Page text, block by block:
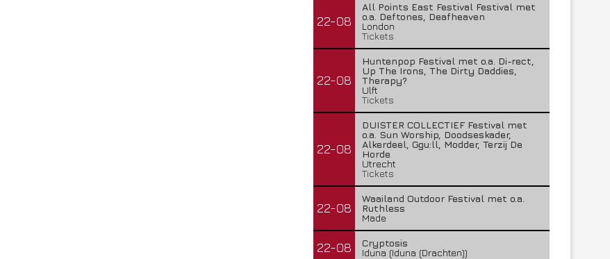
22-08
All Points East Festival Festival met
o.a. Deftones, Deafheaven
London
Tickets
22-08
Huntenpop Festival met o.a. Di-rect,
Up The Irons, The Dirty Daddies,
Therapy?
Ulft
Tickets
22-08
DUISTER COLLECTIEF Festival met
o.a. Sun Worship, Doodseskader,
Alkerdeel, Ggu:ll, Modder, Terzij De
Horde
Utrecht
Tickets
22-08
Waailand Outdoor Festival met o.a.
Ruthless
Made
22-08
Cryptosis
Iduna (Iduna (Drachten))